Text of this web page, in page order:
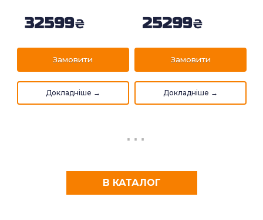
32599₴ 25299₴
В КАТАЛОГ